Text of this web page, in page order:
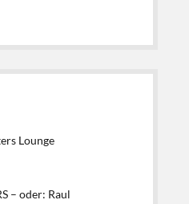
Lounge
– oder: Raul